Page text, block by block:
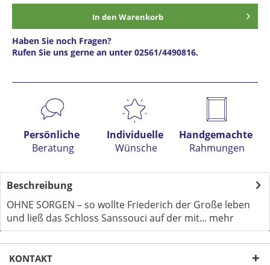
In den Warenkorb
Haben Sie noch Fragen?
Rufen Sie uns gerne an unter 02561/4490816.
Preis anfragen
Persönliche
Beratung
Individuelle
Wünsche
Handgemachte
Rahmungen
Beschreibung
OHNE SORGEN – so wollte Friederich der Große leben
und ließ das Schloss Sanssouci auf der mit... mehr
KONTAKT